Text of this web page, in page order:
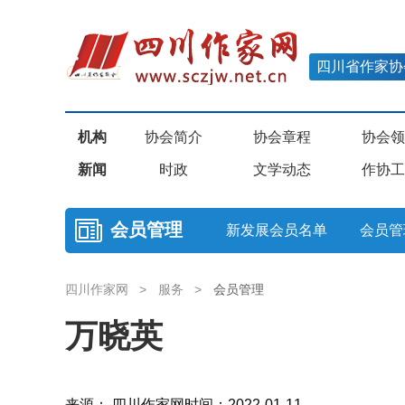
四川省作家
机构 协会简介 协会章程 协会
新闻 时政 文学动态 作协
会员管理 新发展会员名单 会员
四川作家网 > 服务 > 会员管理
万晓英